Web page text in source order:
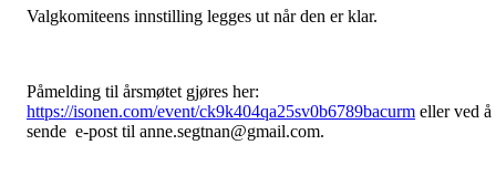
Valgkomiteens innstilling legges ut når den er klar.
Påmelding til årsmøtet gjøres her:
https://isonen.com/event/ck9k404qa25sv0b6789bacurm eller ved å
sende e-post til anne.segtnan@gmail.com.